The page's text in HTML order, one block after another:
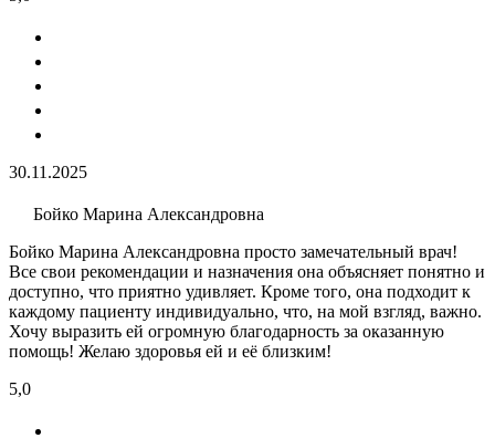
30.11.2025
Бойко Марина Александровна
Бойко Марина Александровна просто замечательный врач!
Все свои рекомендации и назначения она объясняет понятно и
доступно, что приятно удивляет. Кроме того, она подходит к
каждому пациенту индивидуально, что, на мой взгляд, важно.
Хочу выразить ей огромную благодарность за оказанную
помощь! Желаю здоровья ей и её близким!
5,0